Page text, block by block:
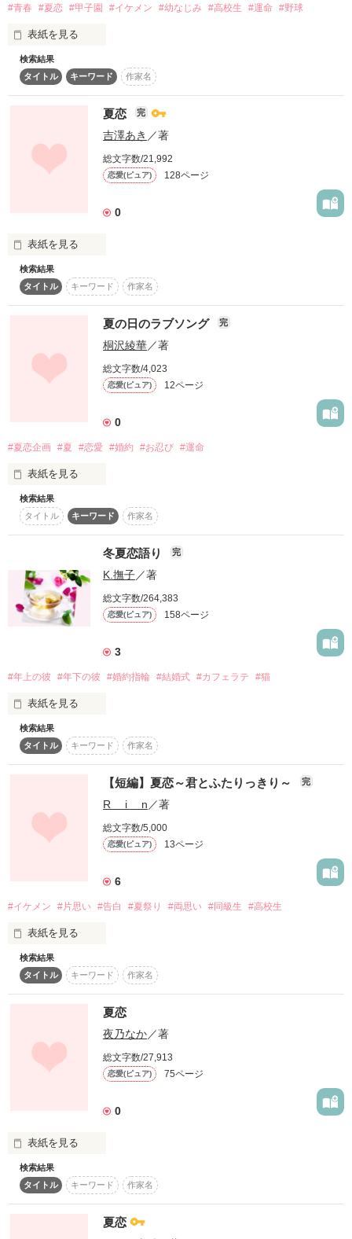
#青春 #夏恋 #甲子園 #イケメン #幼なじみ #高校生 #運命 #野球
表紙を見る
「甲子園行けたら、お前の処女貰うから」
そう告げられた高校最後の夏。
この言葉が
あたしの夏の幕開けだった。
描いた青春もの＊
してみませんか？
KIMORI様
鈴麻様
作品を読む
検索結果
タイトル
キーワード 作家名
夏恋 完
吉澤あき ／著
総文字数/21,992
恋愛(ピュア) 128ページ
0
表紙を見る
作品を読む
検索結果
タイトル
キーワード 作家名
夏の日のラブソング 完
桐沢綾華／著
総文字数/4,023
恋愛(ピュア) 12ページ
0
#夏恋企画 #夏 #恋愛 #婚約 #お忍び #運命
表紙を見る
色鮮やかな恋を奏でた、
あの夏の日。
運命に従うことが苦痛でしかない私に、
貴方は幸せを与えてくれた。
貴方は一体、何なの…？
愛庭ゆめ様素敵企画
『夏だって恋がしたい！』
に参加希望提出中作品
Special Thanks♡
KIMORIさま
検索結果
タイトル
キーワード 作家名
冬夏恋語り 完
K.撫子／著
総文字数/264,383
恋愛(ピュア) 158ページ
3
#年上の彼 #年下の彼 #婚約指輪 #結婚式 #カフェラテ #猫
表紙を見る
夏の夜
縁日、浴衣、アイスクリーム
西垣さんにその気があるのか、ないのか、
「浴衣を着て欲しいな」　と誘われて、
いそいそと浴衣を着る私も私だ。
晩秋の朝日が差し込む
冷えた部屋で着替える勇気をもらおうと、
隣りで眠る彼女の柔肌を引き寄せた。
冬物語　・・・　『冬のリングとマンチカン』
検索結果
タイトル
キーワード 作家名
【短編】夏恋～君とふたりっきり～ 完
R i n ／著
総文字数/5,000
恋愛(ピュア) 13ページ
6
#イケメン #片思い #告白 #夏祭り #両思い #同級生 #高校生
表紙を見る
高校１年生の夏。
好きな人との夏祭り。
想像もしなかった結末になる。
START＆END
検索結果
タイトル
キーワード 作家名
夏恋
夜乃なか／著
総文字数/27,913
恋愛(ピュア) 75ページ
0
表紙を見る
高校一年の夏のはじめ。
検索結果
タイトル
キーワード 作家名
夏恋